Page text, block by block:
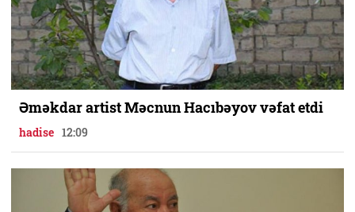
Əməkdar artist Məcnun Hacıbəyov vəfat etdi
hadise 12:09